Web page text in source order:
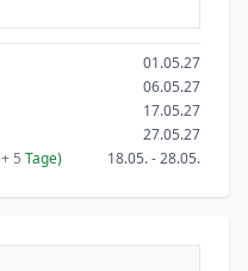
01.05.27
06.05.27
17.05.27
27.05.27
+ 5 Tage) 18.05. - 28.05.